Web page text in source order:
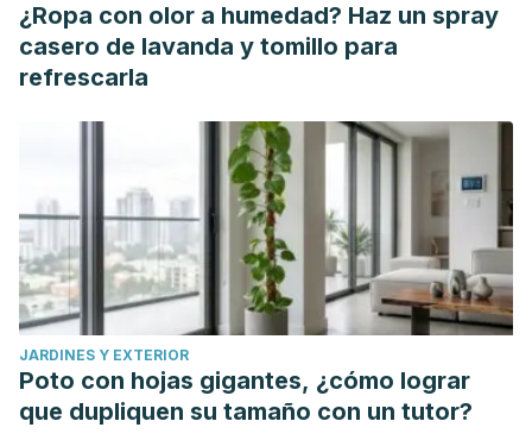
¿Ropa con olor a humedad? Haz un spray
casero de lavanda y tomillo para
refrescarla
JARDINES Y EXTERIOR
Poto con hojas gigantes, ¿cómo lograr
que dupliquen su tamaño con un tutor?